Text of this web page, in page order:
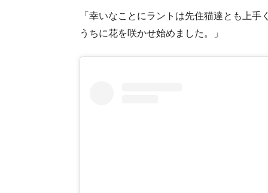
「幸いなことにラントは先住猫達とも上
うちに花を咲かせ始めました。」